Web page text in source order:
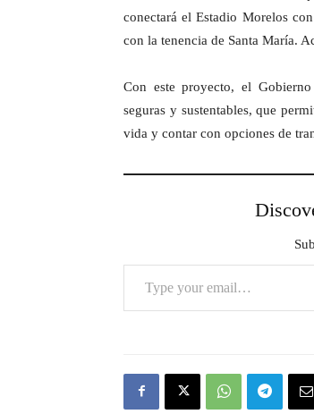
conectará el Estadio Morelos
con la tenencia de Santa María.
Con este proyecto, el
seguras y sustentables, que
vida y contar con opciones de
Type your email…